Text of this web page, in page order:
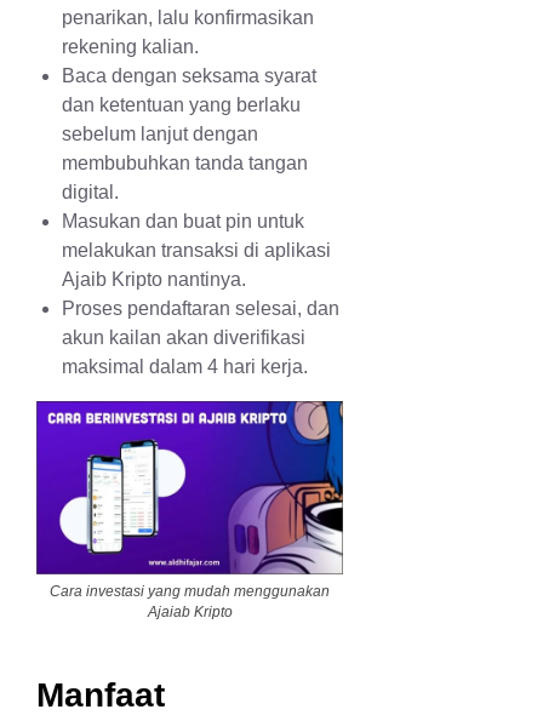
penarikan, lalu konfirmasikan
rekening kalian.
Baca dengan seksama syarat
dan ketentuan yang berlaku
sebelum lanjut dengan
membubuhkan tanda tangan
digital.
Masukan dan buat pin untuk
melakukan transaksi di aplikasi
Ajaib Kripto nantinya.
Proses pendaftaran selesai, dan
akun kailan akan diverifikasi
maksimal dalam 4 hari kerja.
Cara investasi yang mudah menggunakan
Ajaiab Kripto
Manfaat